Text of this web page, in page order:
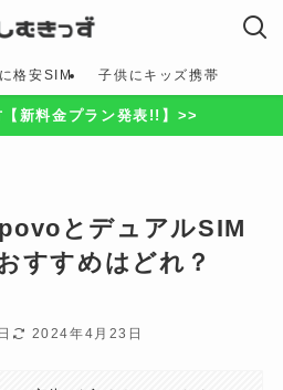
格安SIM 子供にキッズ携帯
新料金プラン発表!!】>>
povoとデュアルSIM
すすめはどれ？
2024年4月23日